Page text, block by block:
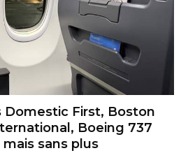
Domestic First, Boston
Boeing 737
mais sans plus